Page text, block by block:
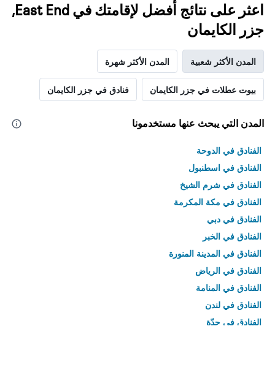
اعثر على نتائج أفضل لإقامتك في East End,
جزر الكايمان
المدن الأكثر شعبية المدن الأكثر شهرة
بيوت عطلات في جزر الكايمان فنادق في جزر الكايمان
المدن التي يبحث عنها مستخدمونا
الفنادق في الدوحة
الفنادق في اسطنبول
الفنادق في شرم الشيخ
الفنادق في مكة المكرمة
الفنادق في دبي
الفنادق في الخبر
الفنادق في المدينة المنورة
الفنادق في الرياض
الفنادق في المنامة
الفنادق في لندن
الفنادق في جدّة